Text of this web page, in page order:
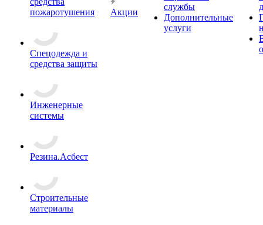
пожаротушения
Спецодежда и
средства защиты
Инженерные
системы
Резина.Асбест
Строительные
материалы
Акции
службы
Дополнительные
услуги